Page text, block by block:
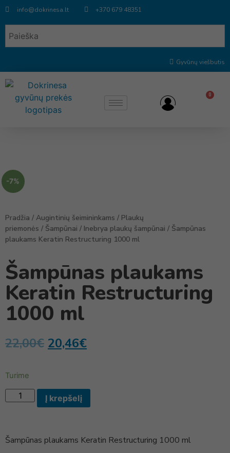
info@dokrinesa.lt +370 679 48351
Gyvūnų viešbutis
0
-7%
Pradžia / Augintinių šeimininkams / Plaukų
priemonės / Šampūnai / Inebrya plaukų šampūnai / Šampūnas
plaukams Keratin Restructuring 1000 ml
Šampūnas plaukams
Keratin Restructuring
1000 ml
22,00€ 20,46€
Turime
Į krepšelį
Šampūnas plaukams Keratin Restructuring 1000 ml